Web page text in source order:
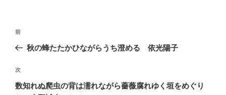
投
ビ
ゲ
前
の
稿
前
秋の蜂たたかひながらうち澄める 依光陽子
次
の
次
数知れぬ爬虫の背は濡れながら薔薇腐れゆく垣をめぐり